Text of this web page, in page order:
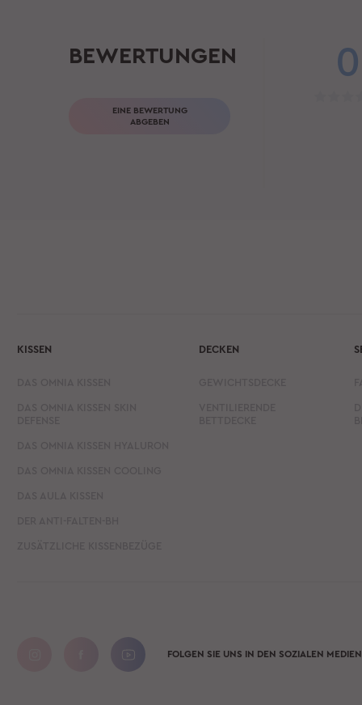
BEWERTUNGEN
EINE BEWERTUNG
ABGEBEN
0
KISSEN DECKEN
FOLGEN SIE UNS IN DEN SOZIALEN